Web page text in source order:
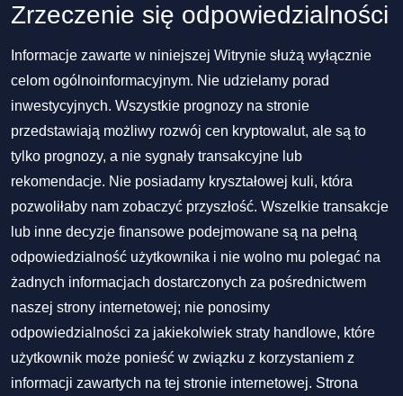
Zrzeczenie się odpowiedzialności
Informacje zawarte w niniejszej Witrynie służą wyłącznie
celom ogólnoinformacyjnym. Nie udzielamy porad
inwestycyjnych. Wszystkie prognozy na stronie
przedstawiają możliwy rozwój cen kryptowalut, ale są to
tylko prognozy, a nie sygnały transakcyjne lub
rekomendacje. Nie posiadamy kryształowej kuli, która
pozwoliłaby nam zobaczyć przyszłość. Wszelkie transakcje
lub inne decyzje finansowe podejmowane są na pełną
odpowiedzialność użytkownika i nie wolno mu polegać na
żadnych informacjach dostarczonych za pośrednictwem
naszej strony internetowej; nie ponosimy
odpowiedzialności za jakiekolwiek straty handlowe, które
użytkownik może ponieść w związku z korzystaniem z
informacji zawartych na tej stronie internetowej. Strona